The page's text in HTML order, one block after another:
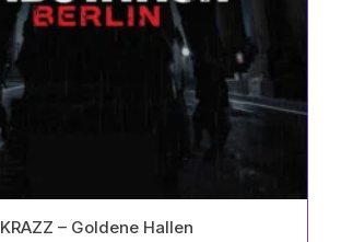
KRAZZ – Goldene Hallen